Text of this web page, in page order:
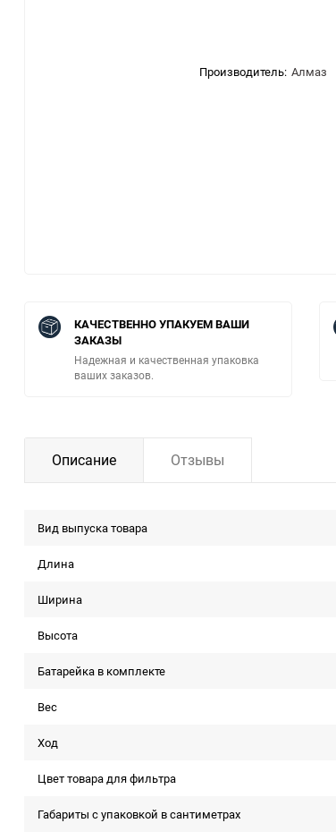
Производитель: Алмаз
КАЧЕСТВЕННО УПАКУЕМ ВАШИ
ЗАКАЗЫ
Надежная и качественная упаковка
ваших заказов.
Описание Отзывы
Вид выпуска товара
Длина
Ширина
Высота
Батарейка в комплекте
Вес
Ход
Цвет товара для фильтра
Габариты с упаковкой в сантиметрах